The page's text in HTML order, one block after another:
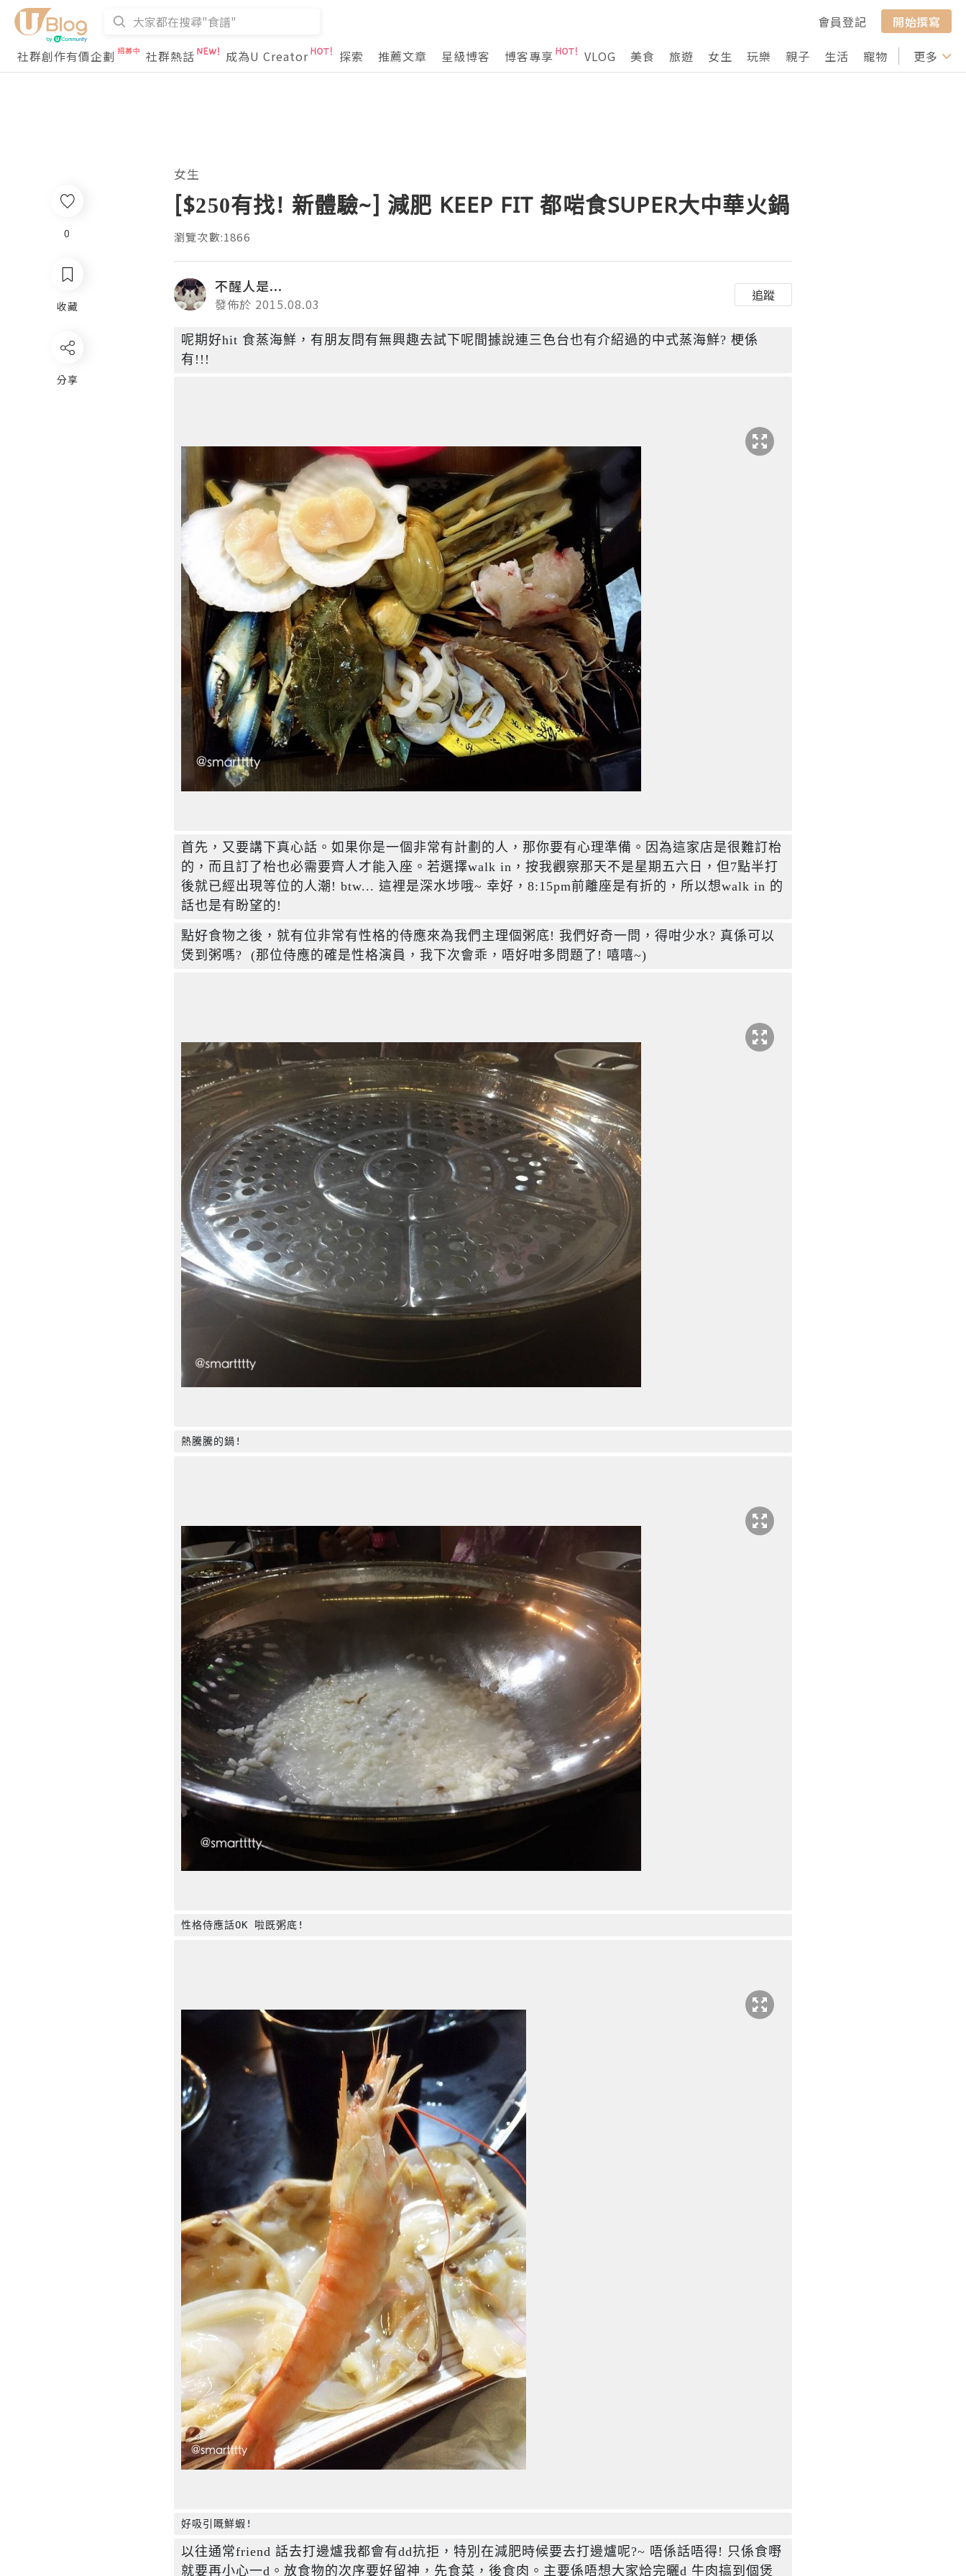
會員登記
開始撰寫
社群創作有價企劃
社群熱話 成為U Creator 探索 推薦文章 星級博客 博客專享 VLOG 美食 旅遊 女生 玩樂 親子 生活 寵物 行山 打卡
更多
0
收藏
分享
女生
[$250有找! 新體驗~] 減肥 KEEP FIT 都啱食SUPER大中華火鍋
瀏覽次數:1866
不醒人是...
發佈於 2015.08.03
追蹤
呢期好hit 食蒸海鮮，有朋友問有無興趣去試下呢間據說連三色台也有介紹過的中式蒸海鮮? 梗係
有!!!
首先，又要講下真心話。如果你是一個非常有計劃的人，那你要有心理準備。因為這家店是很難訂枱
的，而且訂了枱也必需要齊人才能入座。若選擇walk in，按我觀察那天不是星期五六日，但7點半打
後就已經出現等位的人潮! btw... 這裡是深水埗哦~ 幸好，8:15pm前離座是有折的，所以想walk in 的
話也是有盼望的!
點好食物之後，就有位非常有性格的侍應來為我們主理個粥底! 我們好奇一問，得咁少水? 真係可以
煲到粥嗎?  (那位侍應的確是性格演員，我下次會乖，唔好咁多問題了! 嘻嘻~)
熱騰騰的鍋!
性格侍應話OK 啦既粥底!
好吸引嘅鮮蝦!
以往通常friend 話去打邊爐我都會有dd抗拒，特別在減肥時候要去打邊爐呢?~ 唔係話唔得! 只係食嘢
就要再小心一d。放食物的次序要好留神，先食菜，後食肉。主要係唔想大家烚完曬d 牛肉搞到個煲